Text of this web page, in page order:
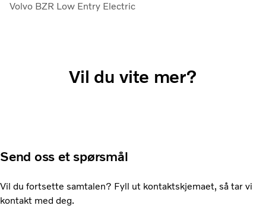
Volvo BZR Low Entry Electric
Vil du vite mer?
Send oss et spørsmål
Vil du fortsette samtalen? Fyll ut kontaktskjemaet, så tar vi
kontakt med deg.